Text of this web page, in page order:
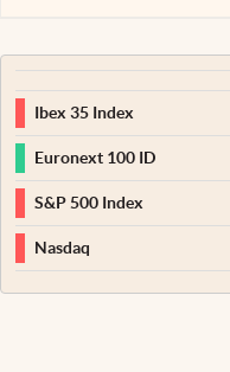
Ibex 35 Index
Euronext 100 ID
S&P 500 Index
Nasdaq